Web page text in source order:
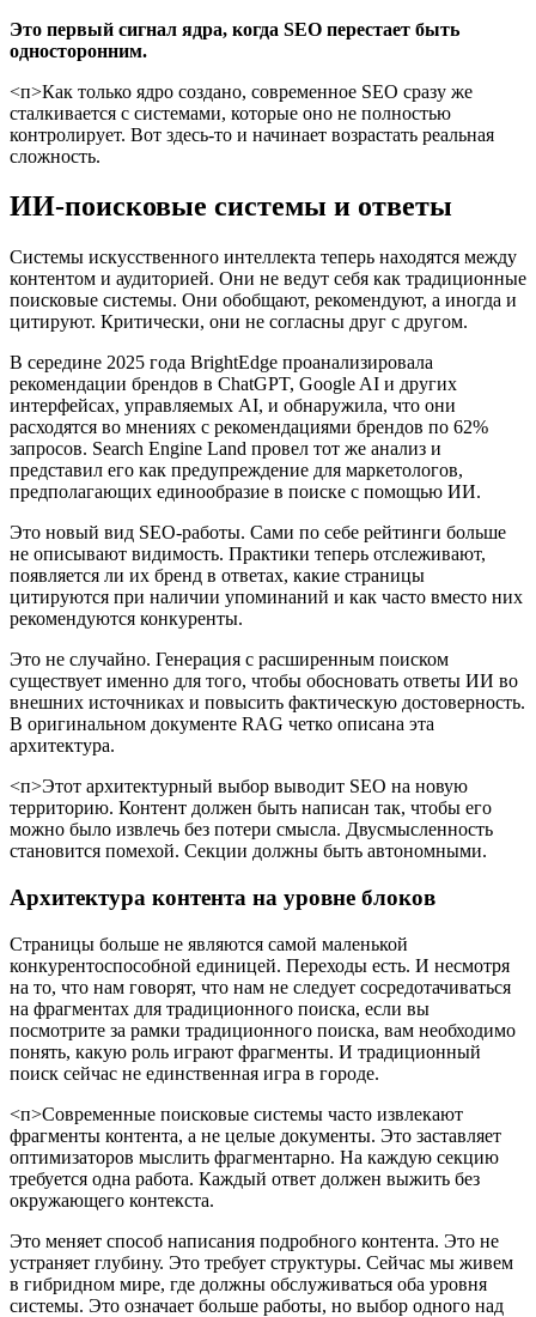
Это первый сигнал ядра, когда SEO перестает быть
односторонним.
<п>Как только ядро ​​создано, современное SEO сразу же
сталкивается с системами, которые оно не полностью
контролирует. Вот здесь-то и начинает возрастать реальная
сложность.
ИИ-поисковые системы и ответы
Системы искусственного интеллекта теперь находятся между
контентом и аудиторией. Они не ведут себя как традиционные
поисковые системы. Они обобщают, рекомендуют, а иногда и
цитируют. Критически, они не согласны друг с другом.
В середине 2025 года BrightEdge проанализировала
рекомендации брендов в ChatGPT, Google AI и других
интерфейсах, управляемых AI, и обнаружила, что они
расходятся во мнениях с рекомендациями брендов по 62%
запросов. Search Engine Land провел тот же анализ и
представил его как предупреждение для маркетологов,
предполагающих единообразие в поиске с помощью ИИ.
Это новый вид SEO-работы. Сами по себе рейтинги больше
не описывают видимость. Практики теперь отслеживают,
появляется ли их бренд в ответах, какие страницы
цитируются при наличии упоминаний и как часто вместо них
рекомендуются конкуренты.
Это не случайно. Генерация с расширенным поиском
существует именно для того, чтобы обосновать ответы ИИ во
внешних источниках и повысить фактическую достоверность.
В оригинальном документе RAG четко описана эта
архитектура.
<п>Этот архитектурный выбор выводит SEO на новую
территорию. Контент должен быть написан так, чтобы его
можно было извлечь без потери смысла. Двусмысленность
становится помехой. Секции должны быть автономными.
Архитектура контента на уровне блоков
Страницы больше не являются самой маленькой
конкурентоспособной единицей. Переходы есть. И несмотря
на то, что нам говорят, что нам не следует сосредотачиваться
на фрагментах для традиционного поиска, если вы
посмотрите за рамки традиционного поиска, вам необходимо
понять, какую роль играют фрагменты. И традиционный
поиск сейчас не единственная игра в городе.
<п>Современные поисковые системы часто извлекают
фрагменты контента, а не целые документы. Это заставляет
оптимизаторов мыслить фрагментарно. На каждую секцию
требуется одна работа. Каждый ответ должен выжить без
окружающего контекста.
Это меняет способ написания подробного контента. Это не
устраняет глубину. Это требует структуры. Сейчас мы живем
в гибридном мире, где должны обслуживаться оба уровня
системы. Это означает больше работы, но выбор одного над